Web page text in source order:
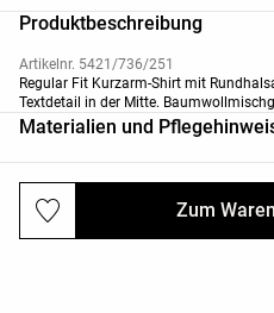
Zum
Produktbeschreibung
Artikelnr. 5421/736/251
Regular Fit Kurzarm-Shirt mit
Textdetail in der Mitte.
Materialien und
Versand und Rücksendungen